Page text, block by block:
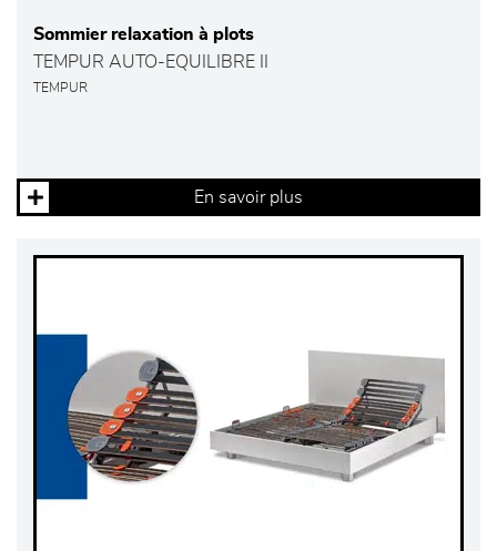
Sommier relaxation à plots
TEMPUR AUTO-EQUILIBRE II
TEMPUR
En savoir plus